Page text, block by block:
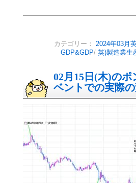
カテゴリー： 2024年03月
GDP&GDP/ 英)製造業生
02月15日(木)の
ベントでの実際